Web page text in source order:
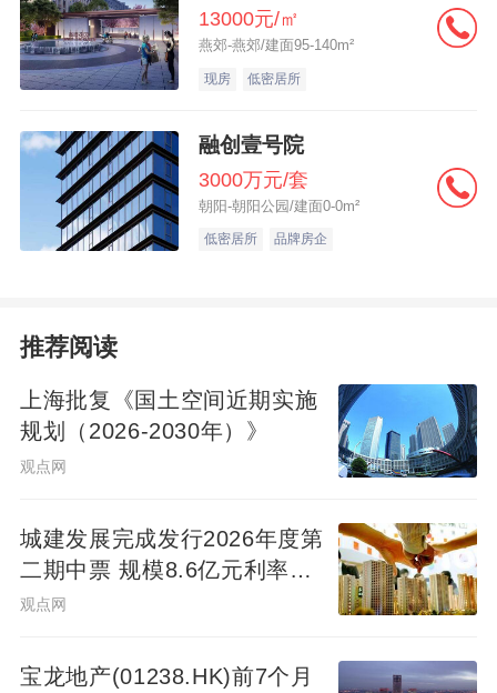
律判断人的社会层次；拜访上、下、左、右
邻居，了解他们在此居住是否顺心；与居委
会或者传达室的值班人员聊天，了解情况。
上公房的反复比较判断房屋的价值；委托信
得过的中介公司或者评估事务所进行评估；
或者是等银行提供按揭时会做保值评估这个
口，本地、外地均可；②能提供稳定的收入
支付本息的证明；③愿意将所卖的房子作为
抵押，或者能提供其它符合条件的抵押；④
所购房屋产权所属真实可靠；⑤支付有关手
的情况比商品房更为复杂，因此有律师提供
建议参考更可靠；建议请一位尽可能熟悉业
务的律师做全面顾问。之后招代理行，然后
帮助申请二手房按揭？买卖过程中若发生了
13000元/㎡
燕郊-燕郊/建面95-140m²
现房 低密居所
融创壹号院
3000万元/套
朝阳-朝阳公园/建面0-0m²
低密居所 品牌房企
推荐阅读
上海批复《国土空间近期实施
规划（2026-2030年）》
观点网
城建发展完成发行2026年度第
二期中票 规模8.6亿元利率
2.14%
观点网
宝龙地产(01238.HK)前7个月